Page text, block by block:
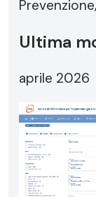
Ultima
aprile 2026